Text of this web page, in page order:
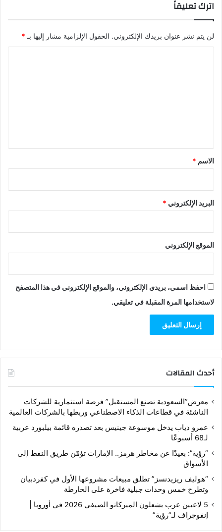
اترك تعليقاً
لن يتم نشر عنوان بريدك الإلكتروني. الحقول الإلزامية مشار إليها بـ *
*
الاسم *
البريد الإلكتروني *
الموقع الإلكتروني
احفظ اسمي، بريدي الإلكتروني، والموقع الإلكتروني في هذا المتصفح
لاستخدامها المرة المقبلة في تعليقي.
أحدث المقالات
معرض”السعودية تصنع المستقبل” فرصة استثمارية للشركات
الناشئة في قطاعات الذكاء الاصطناعي وربطها بالشركات العالمية
عمرو دياب يدخل موسوعة جينيس بعد تصدره قائمة بيلبورد عربية
لـ68 أسبوعًا
“رؤية”: بعيدًا عن مخاطر هرمز.. الإمارات تؤمّن طريق النفط إلى
الأسواق
“هوليف ريزيدنسز” تطلق مبيعات مشروعها الأول في كفردبيان
وتطرح خمس وحدات جبلية فاخرة على الخارطة
5 لاعبين عرب يشعلون الميركاتو الصيفي 2026 في أوروبا |
إنفوجراف لـ”رؤية”